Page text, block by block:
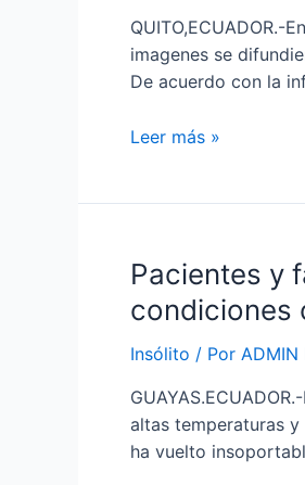
imagenes se
De acuerdo con la
de
bus
circulaba
exceso
velocidad
en
Quito
Leer más »
Pacientes y
condiciones
Insólito / Por ADMIN
altas temperaturas
ha vuelto
Pacientes
familiares
del
del
IESS
Teodoro